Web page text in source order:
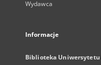
Wydawca
Informacje
Biblioteka Uniwersytetu